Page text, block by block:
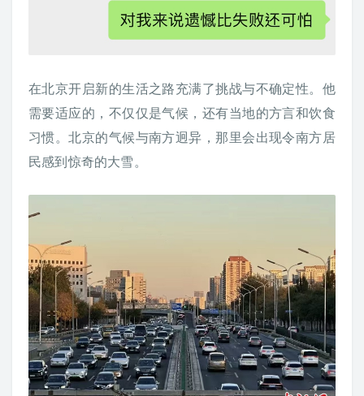
在北京开启新的生活之路充满了挑战与不确定性。他
需要适应的，不仅仅是气候，还有当地的方言和饮食
习惯。北京的气候与南方迥异，那里会出现令南方居
民感到惊奇的大雪。